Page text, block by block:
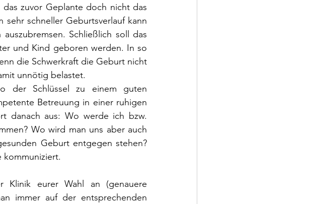
zuvor Geplante doch nicht das
schneller Geburtsverlauf kann
Schließlich soll das
und Kind geboren werden. In so
die Schwerkraft die Geburt nicht
unnötig belastet.
der Schlüssel zu einem guten
Betreuung in einer ruhigen
danach aus: Wo werde ich bzw.
Wo wird man uns aber auch
Geburt entgegen stehen?
kommuniziert.
eurer Wahl an (genauere
immer auf der entsprechenden